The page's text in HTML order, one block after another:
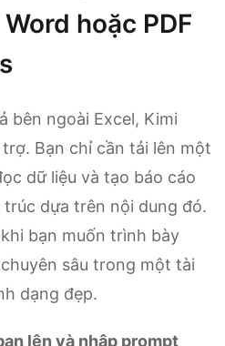
hoặc PDF
bên ngoài Excel, Kimi
Bạn chỉ cần tải lên một
dữ liệu và tạo báo cáo
trúc dựa trên nội dung đó.
bạn muốn trình bày
sâu trong một tài
dạng đẹp.
lên và nhập prompt